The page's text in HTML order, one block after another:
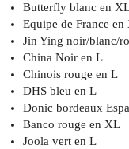
Butterfly blanc en
Equipe de France
Jin Ying noir/blanc/
China Noir en L
Chinois rouge en L
DHS bleu en L
Donic bordeaux
Banco rouge en XL
Joola vert en L